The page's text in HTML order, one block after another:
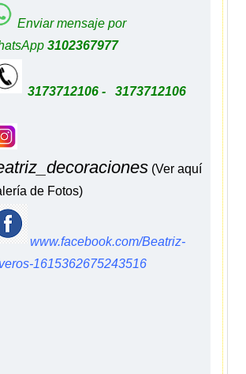
Enviar mensaje por
3102367977
3173712106 - 3173712106
(Ver aquí
de Fotos)
www.facebook.com/Beatriz-
1615362675243516